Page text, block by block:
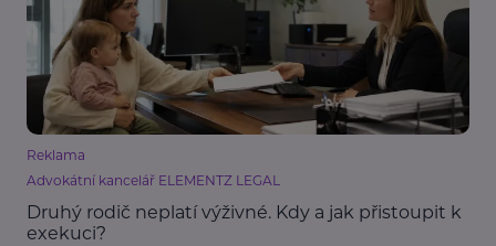
Reklama
Advokátní kancelář ELEMENTZ LEGAL
Druhý rodič neplatí výživné. Kdy a jak přistoupit k
exekuci?